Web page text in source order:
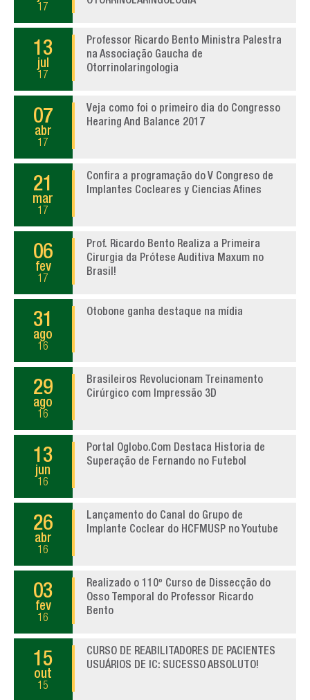
17
13
jul
17
Professor Ricardo Bento Ministra Palestra
na Associação Gaucha de
Otorrinolaringologia
07
abr
17
Veja como foi o primeiro dia do Congresso
Hearing And Balance 2017
21
mar
17
Confira a programação do V Congreso de
Implantes Cocleares y Ciencias Afines
06
fev
17
Prof. Ricardo Bento Realiza a Primeira
Cirurgia da Prótese Auditiva Maxum no
Brasil!
31
ago
16
Otobone ganha destaque na mídia
29
ago
16
Brasileiros Revolucionam Treinamento
Cirúrgico com Impressão 3D
13
jun
16
Portal Oglobo.Com Destaca Historia de
Superação de Fernando no Futebol
26
abr
16
Lançamento do Canal do Grupo de
Implante Coclear do HCFMUSP no Youtube
03
fev
16
Realizado o 110º Curso de Dissecção do
Osso Temporal do Professor Ricardo
Bento
15
out
15
CURSO DE REABILITADORES DE PACIENTES
USUÁRIOS DE IC: SUCESSO ABSOLUTO!